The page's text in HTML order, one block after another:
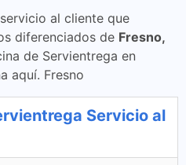
al cliente que
diferenciados de Fresno,
de Servientrega en
aquí. Fresno
Servicio al